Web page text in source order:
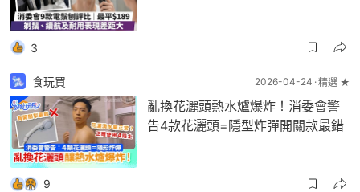
3
食玩買 2026-04-24 精選 ★
亂換花灑頭熱水爐爆炸！消委會警
告4款花灑頭=隱型炸彈開關款最錯
9